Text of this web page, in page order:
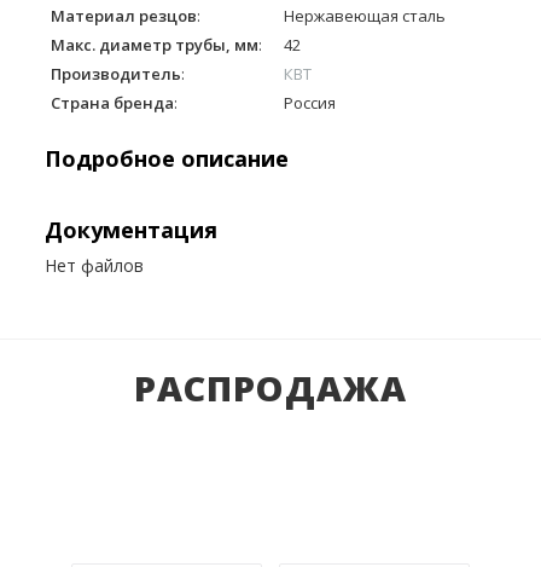
Материал резцов:
Нержавеющая сталь
Макс. диаметр трубы, мм:
42
Производитель:
КВТ
Страна бренда: Россия
Подробное описание
Документация
Нет файлов
РАСПРОДАЖА